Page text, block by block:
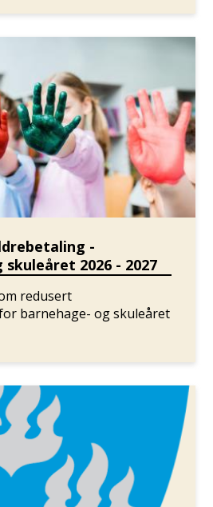
-
2026 - 2027
redusert
barnehage- og skuleåret